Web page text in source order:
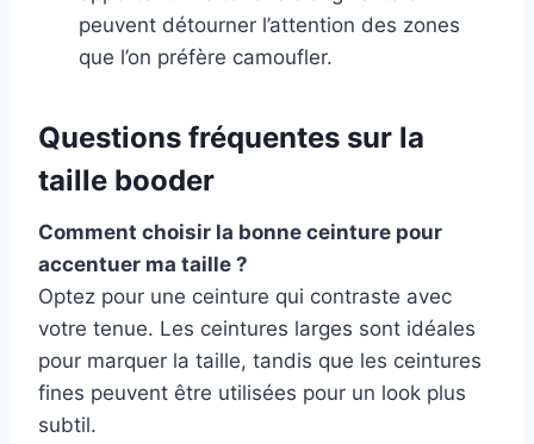
peuvent détourner l’attention des zones
que l’on préfère camoufler.
Questions fréquentes sur la
taille booder
Comment choisir la bonne ceinture pour
accentuer ma taille ?
Optez pour une ceinture qui contraste avec
votre tenue. Les ceintures larges sont idéales
pour marquer la taille, tandis que les ceintures
fines peuvent être utilisées pour un look plus
subtil.